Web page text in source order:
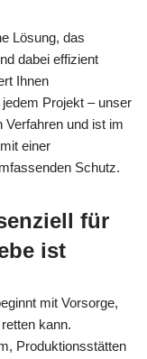
Lösung, das
dabei effizient
Ihnen
Projekt – unser
Verfahren und ist im
einer
Schutz.
für
ist
mit Vorsorge,
kann.
Produktionsstätten